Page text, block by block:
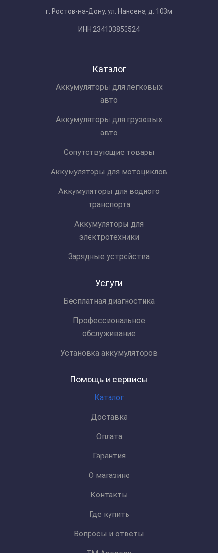
г. Ростов-на-Дону, ул. Нансена, д. 103м
ИНН 234103853524
Каталог
Аккумуляторы для легковых
авто
Аккумуляторы для грузовых
авто
Сопутствующие товары
Аккумуляторы для мотоциклов
Аккумуляторы для водного
транспорта
Аккумуляторы для
электротехники
Зарядные устройства
Услуги
Бесплатная диагностика
Профессиональное
обслуживание
Установка аккумуляторов
Помощь и сервисы
Каталог
Доставка
Оплата
Гарантия
О магазине
Контакты
Где купить
Вопросы и ответы